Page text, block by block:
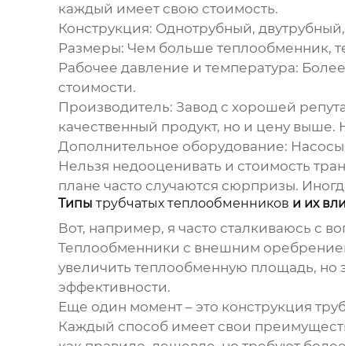
каждый имеет свою стоимость.
Конструкция: Однотрубный,
Размеры: Чем больше теплообменник,
Рабочее давление и температура:
стоимости.
Производитель: Завод с хорошей
качественный продукт, но и цену выше.
Дополнительное оборудование:
Нельзя недооценивать и стоимость
плане часто случаются сюрпризы.
Типы трубчатых теплообменников и их
Вот, например, я часто сталкиваюсь с
Теплообменники с внешним
увеличить теплообменную площадь, но
эффективности.
Еще один момент – это конструкция
Каждый способ имеет свои